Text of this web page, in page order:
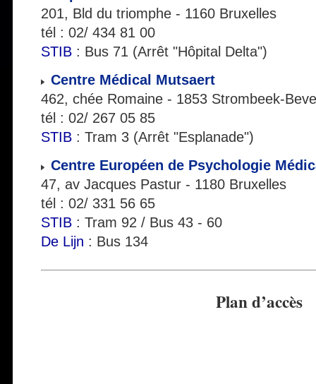
201, Bld du triomphe - 1160 Bruxelles
tél : 02/ 434 81 00
STIB : Bus 71 (Arrêt "Hôpital Delta")
Centre Médical Mutsaert
462, chée Romaine - 1853 Strombeek-
tél : 02/ 267 05 85
STIB : Tram 3 (Arrêt "Esplanade")
Centre Européen de Psychologie
47, av Jacques Pastur - 1180 Bruxelles
tél : 02/ 331 56 65
STIB : Tram 92 / Bus 43 - 60
De Lijn : Bus 134
Plan d’accès